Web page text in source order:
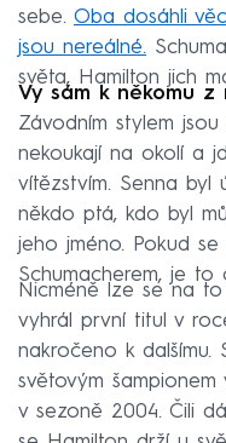
sebe. Oba dosáhli
jsou nereálné.
světa, Hamilton jich
Vy sám k někomu z
Závodním stylem
nekoukají na okolí a
vítězstvím. Senna byl
někdo ptá, kdo byl
jeho jméno. Pokud
Schumacherem, je to
Nicméně lze se na
vyhrál první titul v
nakročeno k dalšímu.
světovým
v sezoně 2004. Čili